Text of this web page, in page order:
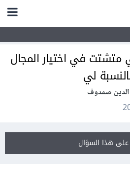
متشتت في اختيار المجال
لي
صمدوف
هذا السؤال